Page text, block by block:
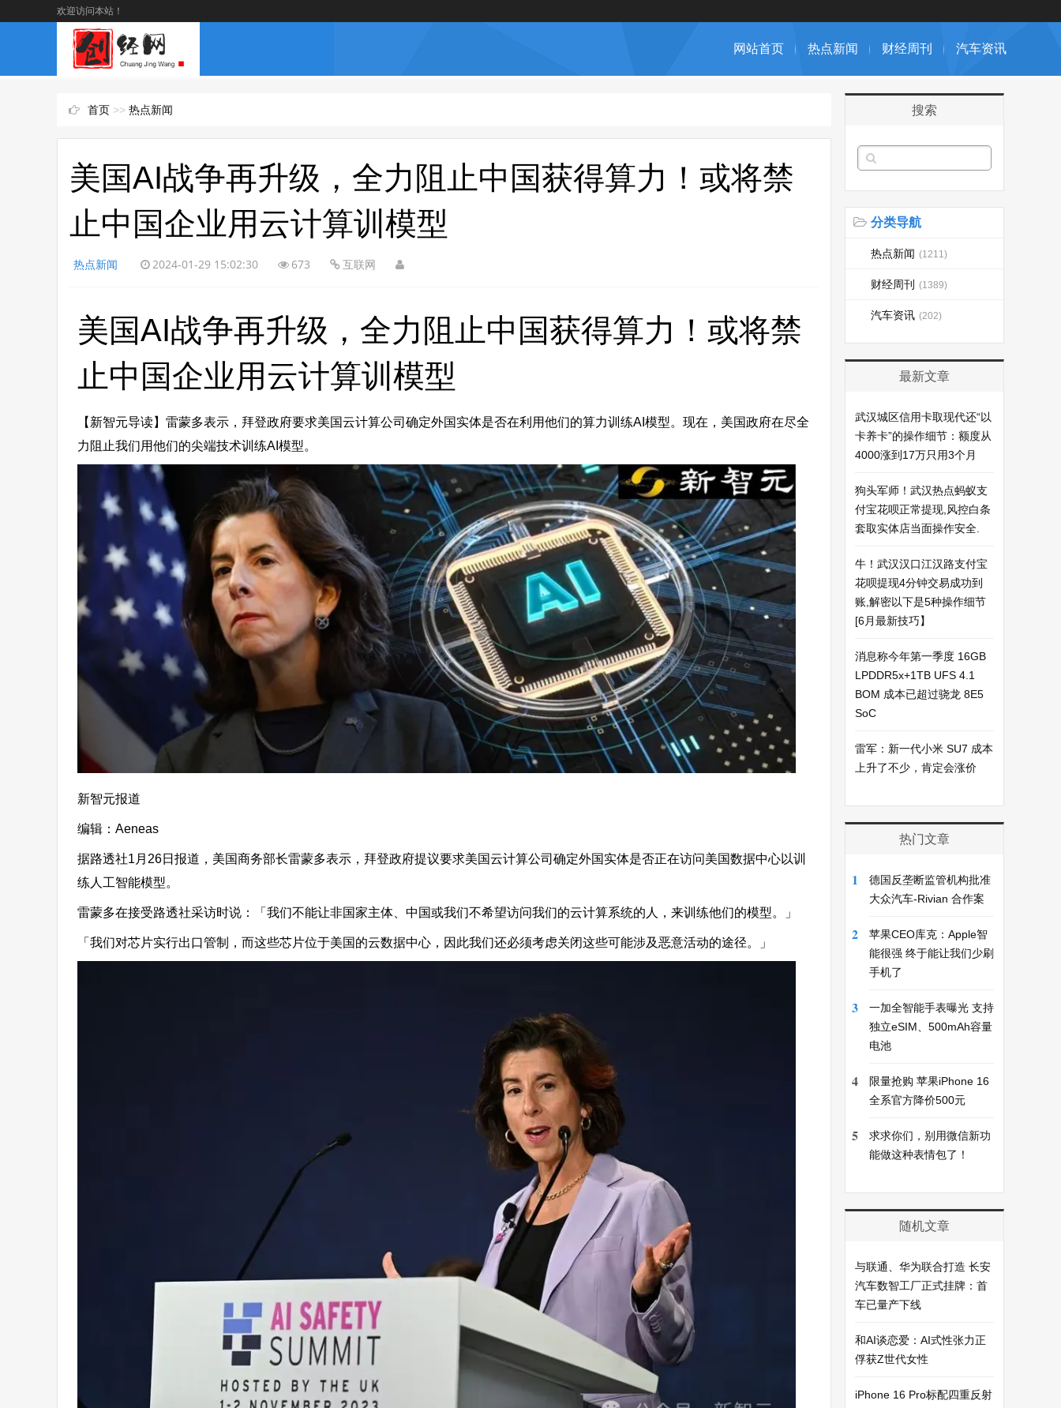
欢迎访问本站！
网站首页 热点新闻 财经周刊 汽车资讯
首页 >> 热点新闻
美国AI战争再升级，全力阻止中国获得算力！或将禁
止中国企业用云计算训模型
热点新闻 2024-01-29 15:02:30 673 互联网
美国AI战争再升级，全力阻止中国获得算力！或将禁
止中国企业用云计算训模型
【新智元导读】雷蒙多表示，拜登政府要求美国云计算公司确定外国实体是否在利用他们的算力训练AI模型。现在，美国政府在尽全
力阻止我们用他们的尖端技术训练AI模型。
新智元报道
编辑：Aeneas
据路透社1月26日报道，美国商务部长雷蒙多表示，拜登政府提议要求美国云计算公司确定外国实体是否正在访问美国数据中心以训
练人工智能模型。
雷蒙多在接受路透社采访时说：「我们不能让非国家主体、中国或我们不希望访问我们的云计算系统的人，来训练他们的模型。」
「我们对芯片实行出口管制，而这些芯片位于美国的云数据中心，因此我们还必须考虑关闭这些可能涉及恶意活动的途径。」
搜索
分类导航
热点新闻 (1211)
财经周刊 (1389)
汽车资讯 (202)
最新文章
武汉城区信用卡取现代还“以
卡养卡”的操作细节：额度从
4000涨到17万只用3个月
狗头军师！武汉热点蚂蚁支
付宝花呗正常提现,风控白条
套取实体店当面操作安全.
牛！武汉汉口江汉路支付宝
花呗提现4分钟交易成功到
账,解密以下是5种操作细节
[6月最新技巧】
消息称今年第一季度 16GB
LPDDR5x+1TB UFS 4.1
BOM 成本已超过骁龙 8E5
SoC
雷军：新一代小米 SU7 成本
上升了不少，肯定会涨价
热门文章
1
德国反垄断监管机构批准
大众汽车-Rivian 合作案
2
苹果CEO库克：Apple智
能很强 终于能让我们少刷
手机了
3
一加全智能手表曝光 支持
独立eSIM、500mAh容量
电池
4
限量抢购 苹果iPhone 16
全系官方降价500元
5
求求你们，别用微信新功
能做这种表情包了！
随机文章
与联通、华为联合打造 长安
汽车数智工厂正式挂牌：首
车已量产下线
和AI谈恋爱：AI式性张力正
俘获Z世代女性
iPhone 16 Pro标配四重反射